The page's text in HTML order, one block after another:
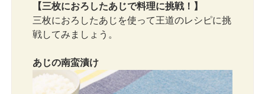
【三枚におろしたあじで料理に挑戦！】
三枚におろしたあじを使って王道のレシピに挑
戦してみましょう。
あじの南蛮漬け